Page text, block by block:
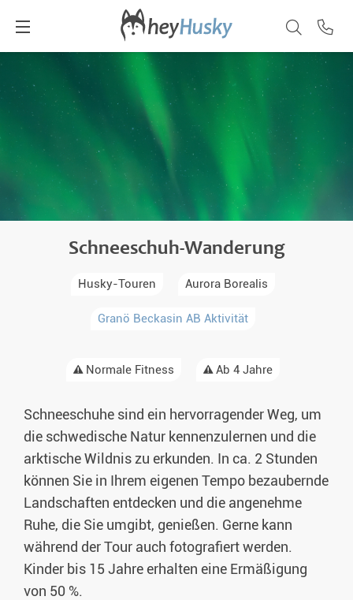
Schneeschuh-Wanderung
Husky-Touren Aurora Borealis
Granö Beckasin AB Aktivität
Normale Fitness Ab 4 Jahre
Schneeschuhe sind ein hervorragender Weg, um
die schwedische Natur kennenzulernen und die
arktische Wildnis zu erkunden. In ca. 2 Stunden
können Sie in Ihrem eigenen Tempo bezaubernde
Landschaften entdecken und die angenehme
Ruhe, die Sie umgibt, genießen. Gerne kann
während der Tour auch fotografiert werden.
Kinder bis 15 Jahre erhalten eine Ermäßigung
von 50 %.